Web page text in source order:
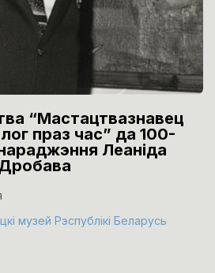
“Мастацтвазнавец
праз час” да 100-
Леаніда
Дробава
музей Рэспублікі Беларусь